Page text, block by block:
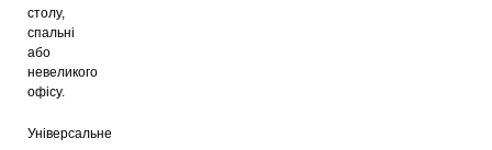
столу,
спальні
або
невеликого
офісу.
Універсальне